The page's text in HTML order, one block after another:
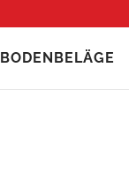
BODENBELÄGE